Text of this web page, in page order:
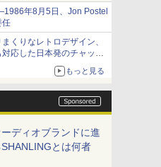
年8月5日、Jon Postel
任
くりなレトロデザイン、
応した日本発のチャット
もっと見る
ディオブランドに進
とは何者